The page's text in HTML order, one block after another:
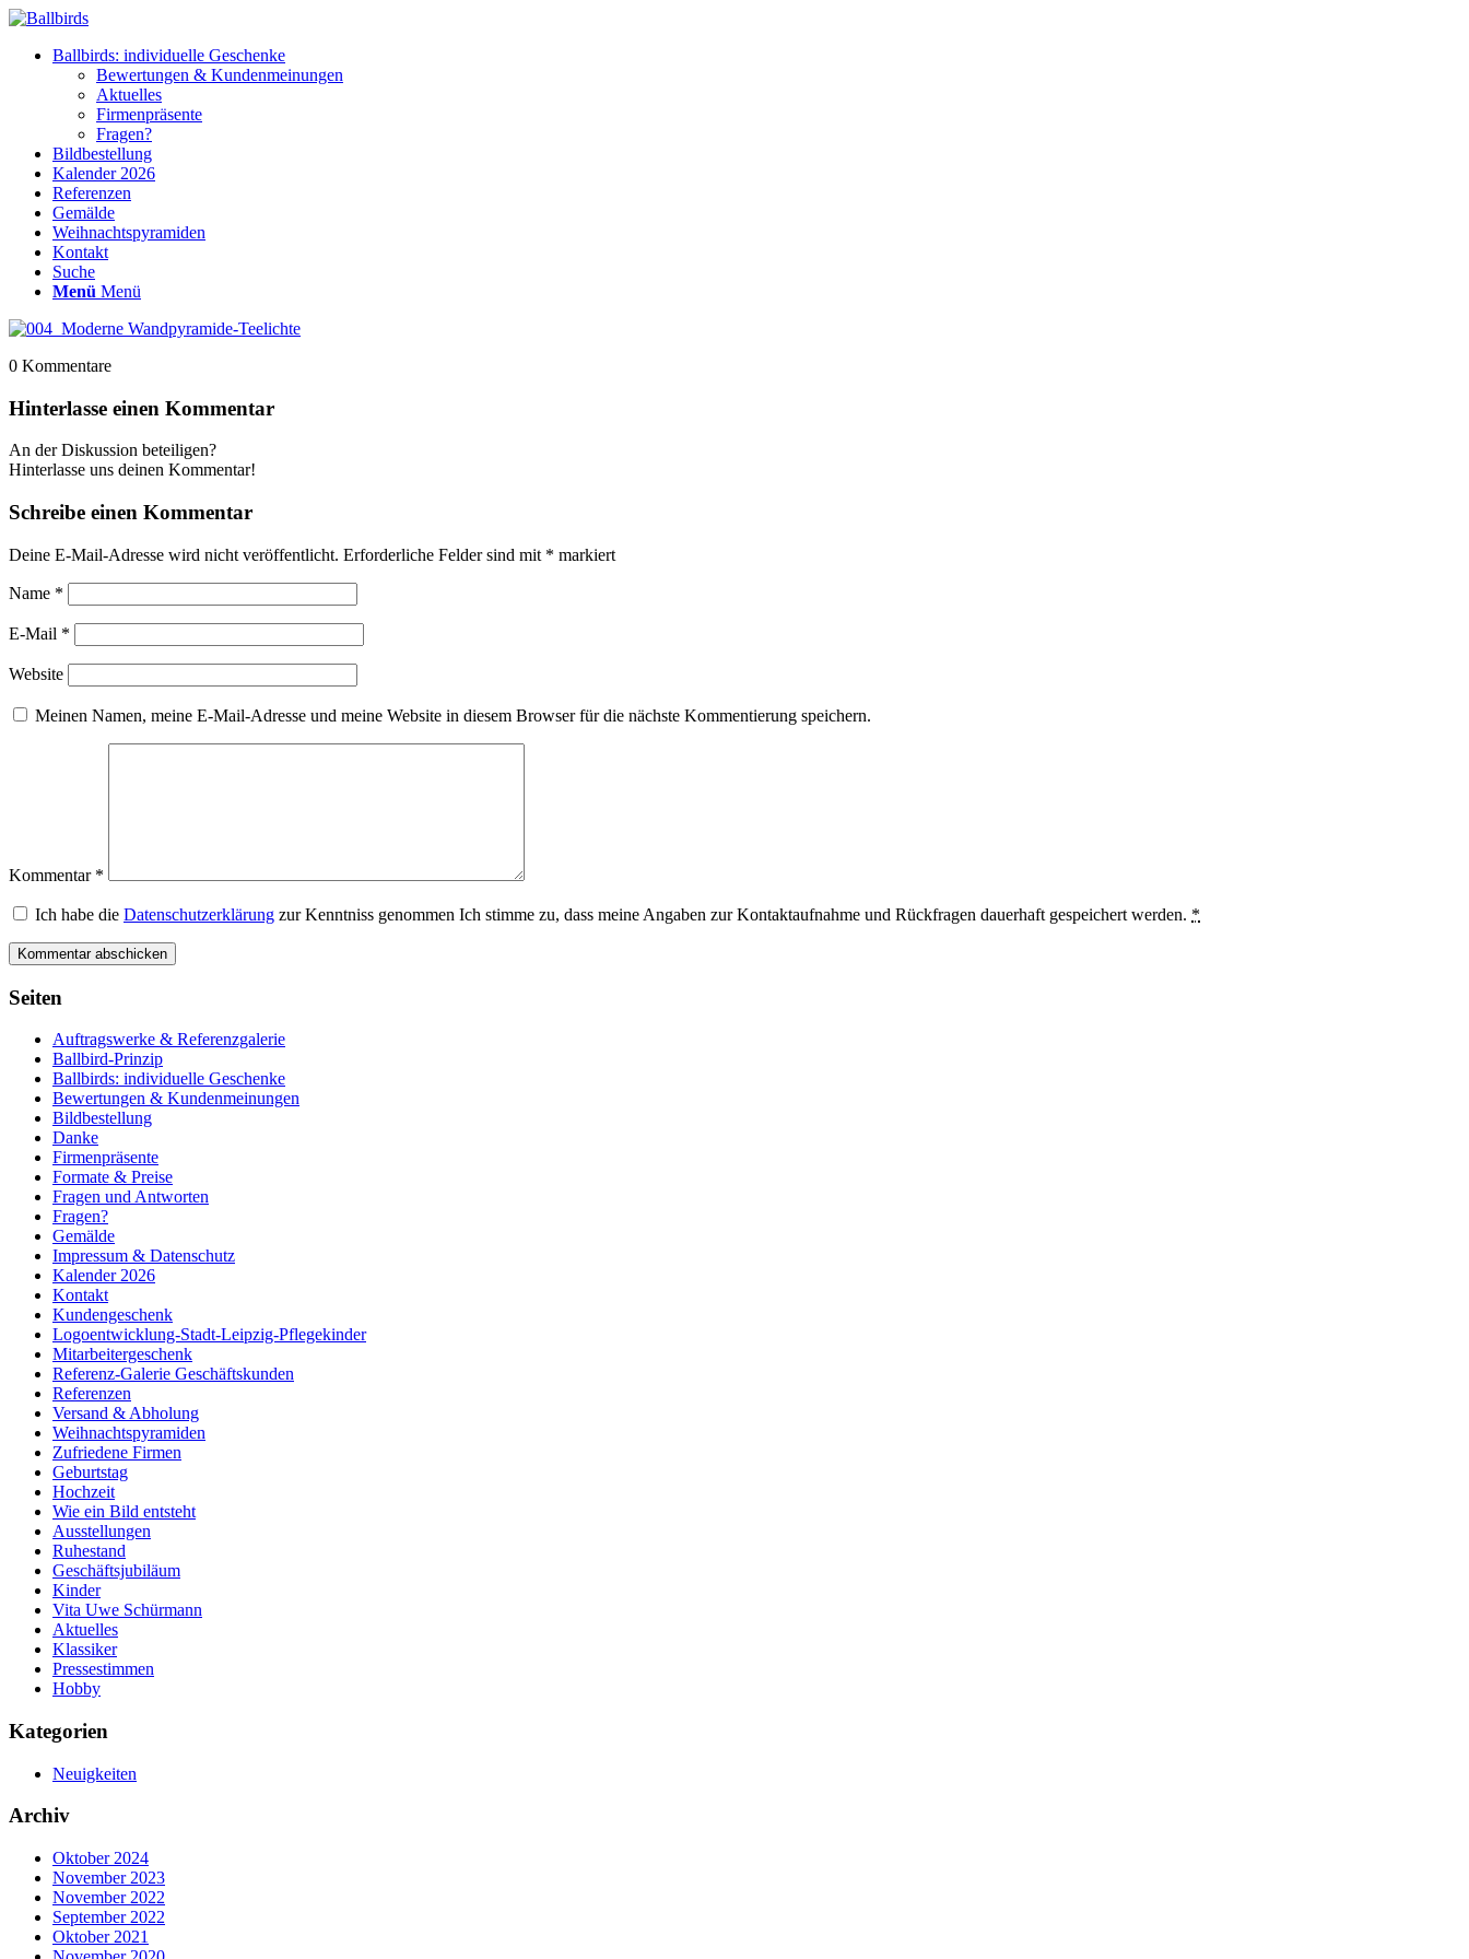
Ballbirds: individuelle Geschenke
Bewertungen & Kundenmeinungen
Aktuelles
Firmenpräsente
Fragen?
Bildbestellung
Kalender 2026
Referenzen
Gemälde
Weihnachtspyramiden
Kontakt
Suche
Menü Menü
0 Kommentare
Hinterlasse einen Kommentar
An der Diskussion beteiligen?
Hinterlasse uns deinen Kommentar!
Schreibe einen Kommentar
Deine E-Mail-Adresse wird nicht veröffentlicht. Erforderliche Felder sind mit * markiert
Name *
E-Mail *
Website
Meinen Namen, meine E-Mail-Adresse und meine Website in diesem Browser für die nächste Kommentierung speichern.
Kommentar *
Ich habe die Datenschutzerklärung zur Kenntniss genommen Ich stimme zu, dass meine Angaben zur Kontaktaufnahme und Rückfragen dauerhaft gespeichert werden. *
Seiten
Auftragswerke & Referenzgalerie
Ballbird-Prinzip
Ballbirds: individuelle Geschenke
Bewertungen & Kundenmeinungen
Bildbestellung
Danke
Firmenpräsente
Formate & Preise
Fragen und Antworten
Fragen?
Gemälde
Impressum & Datenschutz
Kalender 2026
Kontakt
Kundengeschenk
Logoentwicklung-Stadt-Leipzig-Pflegekinder
Mitarbeitergeschenk
Referenz-Galerie Geschäftskunden
Referenzen
Versand & Abholung
Weihnachtspyramiden
Zufriedene Firmen
Geburtstag
Hochzeit
Wie ein Bild entsteht
Ausstellungen
Ruhestand
Geschäftsjubiläum
Kinder
Vita Uwe Schürmann
Aktuelles
Klassiker
Pressestimmen
Hobby
Kategorien
Neuigkeiten
Archiv
Oktober 2024
November 2023
November 2022
September 2022
Oktober 2021